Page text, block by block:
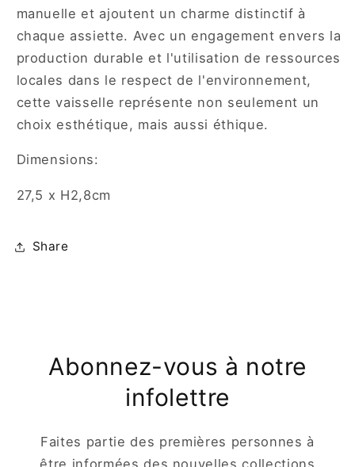
manuelle et ajoutent un charme distinctif à
chaque assiette. Avec un engagement envers la
production durable et l'utilisation de ressources
locales dans le respect de l'environnement,
cette vaisselle représente non seulement un
choix esthétique, mais aussi éthique.
Dimensions:
27,5 x H2,8cm
Share
Abonnez-vous à notre
infolettre
Faites partie des premières personnes à